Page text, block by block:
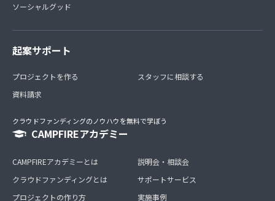
ソーシャルグッド
起案サポート
プロジェクトを作る
資料請求
スタッフに相談する
クラウドファンディングのノウハウを無料で学ぼう
CAMPFIREアカデミー
CAMPFIREアカデミーとは
クラウドファンディングとは
プロジェクトの作り方
説明会・相談会
サポートサービス
実施事例